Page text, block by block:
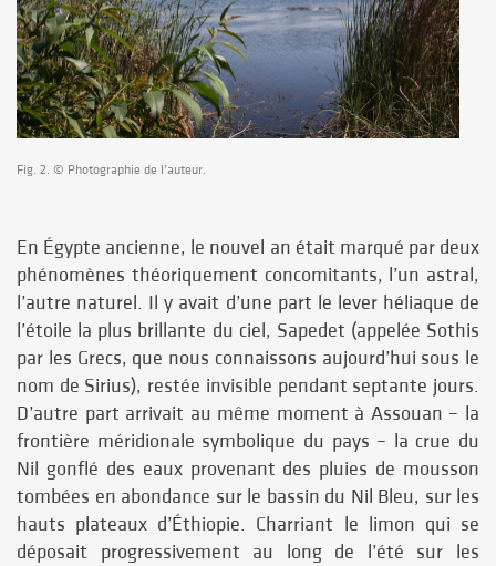
Fig. 2. © Photographie de l’auteur.
En Égypte ancienne, le nouvel an était marqué par deux
phénomènes théoriquement concomitants, l’un astral,
l’autre naturel. Il y avait d’une part le lever héliaque de
l’étoile la plus brillante du ciel, Sapedet (appelée Sothis
par les Grecs, que nous connaissons aujourd’hui sous le
nom de Sirius), restée invisible pendant septante jours.
D’autre part arrivait au même moment à Assouan – la
frontière méridionale symbolique du pays – la crue du
Nil gonflé des eaux provenant des pluies de mousson
tombées en abondance sur le bassin du Nil Bleu, sur les
hauts plateaux d’Éthiopie. Charriant le limon qui se
déposait progressivement au long de l’été sur les